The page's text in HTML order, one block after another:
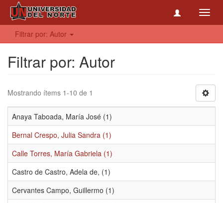
Filtrar por: Autor
Filtrar por: Autor
Mostrando ítems 1-10 de 1
Anaya Taboada, María José (1)
Bernal Crespo, Julia Sandra (1)
Calle Torres, María Gabriela (1)
Castro de Castro, Adela de, (1)
Cervantes Campo, Guillermo (1)